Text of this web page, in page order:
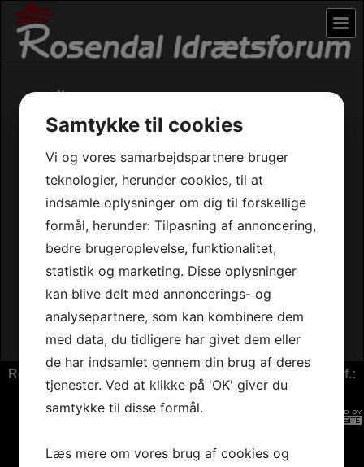
Messer
« Forrige
Rosendal Idrætsforum
har perfekte rammer til
messer og lignende
Kontakt os for tilbud &
yderligere information.
Rosendal Idrætsforum | Døstrupvej 23 | 9500 Hobro | Tlf.:
51797333 l CVR-nummer 18923238
Samtykke til cookies
Vi og vores samarbejdspartnere bruger
teknologier, herunder cookies, til at
indsamle oplysninger om dig til forskellige
formål, herunder: Tilpasning af annoncering,
bedre brugeroplevelse, funktionalitet,
statistik og marketing. Disse oplysninger
kan blive delt med annoncerings- og
analysepartnere, som kan kombinere dem
med data, du tidligere har givet dem eller
de har indsamlet gennem din brug af deres
tjenester. Ved at klikke på 'OK' giver du
samtykke til disse formål.
Læs mere om vores brug af cookies og